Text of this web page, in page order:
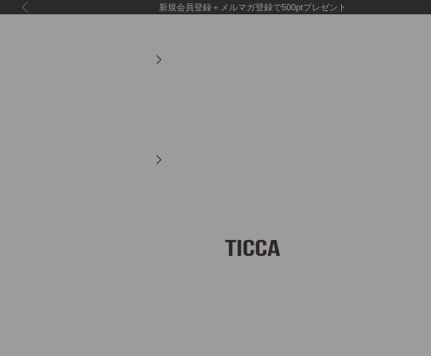
前へ 新規会員登録＋メルマガ登録で500ptプレゼント
TICCA